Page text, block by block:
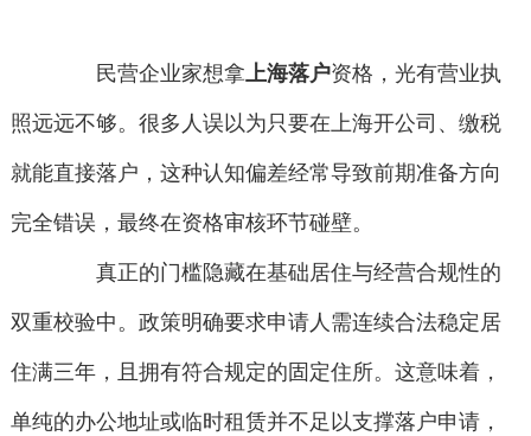
民营企业家想拿上海落户资格，光有营业执
照远远不够。很多人误以为只要在上海开公司、缴税
就能直接落户，这种认知偏差经常导致前期准备方向
完全错误，最终在资格审核环节碰壁。
真正的门槛隐藏在基础居住与经营合规性的
双重校验中。政策明确要求申请人需连续合法稳定居
住满三年，且拥有符合规定的固定住所。这意味着，
单纯的办公地址或临时租赁并不足以支撑落户申请，